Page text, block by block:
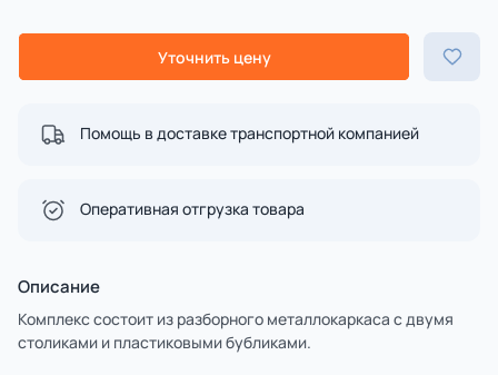
Уточнить цену
Помощь в доставке транспортной компанией
Оперативная отгрузка товара
Описание
Комплекс состоит из разборного металлокаркаса с двумя
столиками и пластиковыми бубликами.